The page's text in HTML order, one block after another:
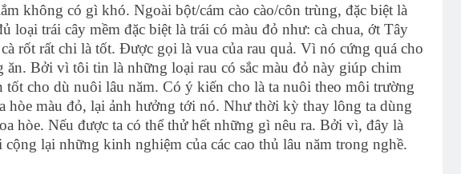
không có gì khó. Ngoài bột/cám cào cào/côn trùng, đặc biệt là
loại trái cây mềm đặc biệt là trái có màu đỏ như: cà chua, ớt Tây
rốt rất chi là tốt. Được gọi là vua của rau quả. Vì nó cứng quá cho
ăn. Bởi vì tôi tin là những loại rau có sắc màu đỏ này giúp chim
tốt cho dù nuôi lâu năm. Có ý kiến cho là ta nuôi theo môi trường
hòe màu đỏ, lại ảnh hưởng tới nó. Như thời kỳ thay lông ta dùng
hòe. Nếu được ta có thể thử hết những gì nêu ra. Bởi vì, đây là
lại những kinh nghiệm của các cao thủ lâu năm trong nghề.